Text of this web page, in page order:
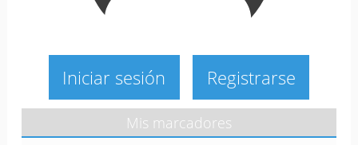
Iniciar sesión Registrarse
Mis marcadores